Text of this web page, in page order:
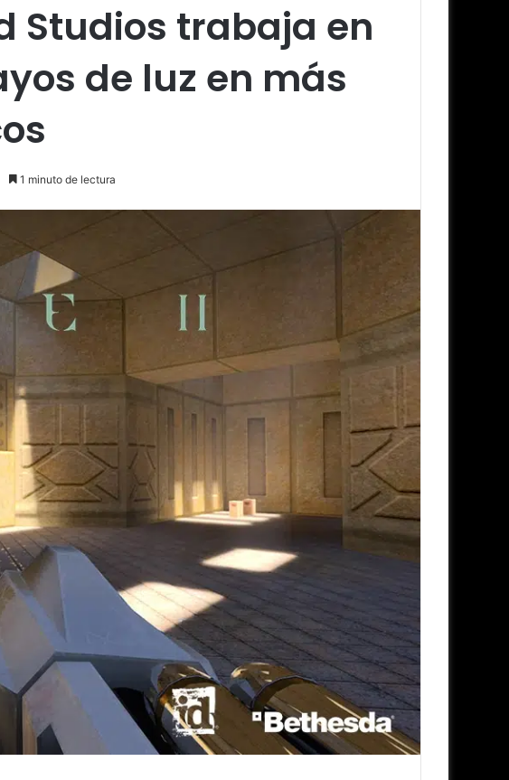
Studios trabaja en
de luz en más
1 minuto de lectura